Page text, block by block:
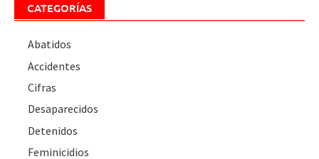
CATEGORÍAS
Abatidos
Accidentes
Cifras
Desaparecidos
Detenidos
Feminicidios